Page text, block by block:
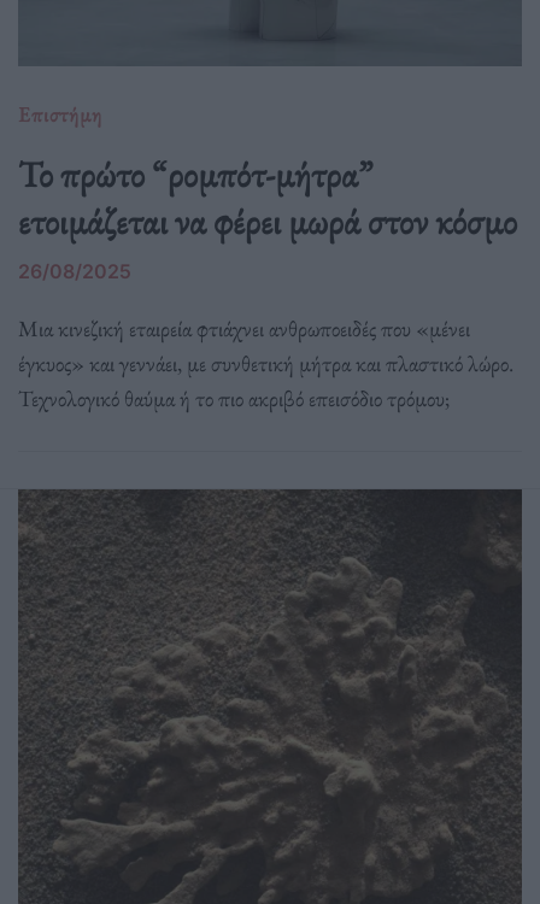
Επιστήμη
Το πρώτο “ρομπότ-μήτρα”
ετοιμάζεται να φέρει μωρά στον κόσμο
26/08/2025
Μια κινεζική εταιρεία φτιάχνει ανθρωποειδές που «μένει
έγκυος» και γεννάει, με συνθετική μήτρα και πλαστικό λώρο.
Τεχνολογικό θαύμα ή το πιο ακριβό επεισόδιο τρόμου;